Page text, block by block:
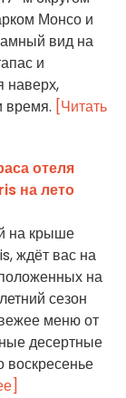
Монсо и
вид на
и
наверх,
время. [Читать
отеля
на лето
на крыше
ждёт вас на
на
сезон
меню от
десертные